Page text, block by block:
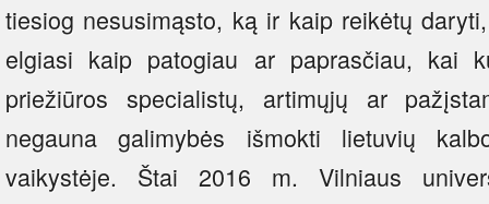
tiesiog nesusimąsto, ką ir kaip reikėtų
elgiasi kaip patogiau ar paprasčiau, kai
priežiūros specialistų, artimųjų ar
negauna galimybės išmokti lietuvių
vaikystėje. Štai 2016 m. Vilniaus